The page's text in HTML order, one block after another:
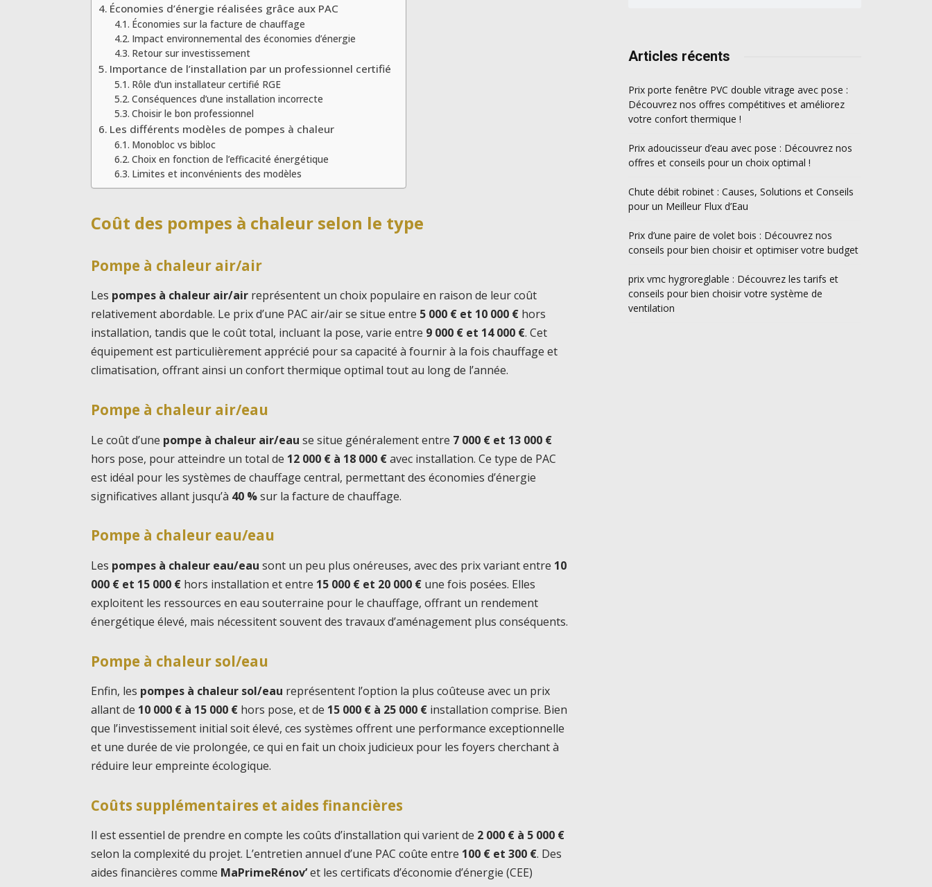
Économies d’énergie réalisées grâce aux PAC
Économies sur la facture de chauffage
Impact environnemental des économies d’énergie
Retour sur investissement
Importance de l’installation par un professionnel certifié
Rôle d’un installateur certifié RGE
Conséquences d’une installation incorrecte
Choisir le bon professionnel
Les différents modèles de pompes à chaleur
Monobloc vs bibloc
Choix en fonction de l’efficacité énergétique
Limites et inconvénients des modèles
Coût des pompes à chaleur selon le type
Pompe à chaleur air/air
Les pompes à chaleur air/air représentent un choix populaire en raison de leur coût
relativement abordable. Le prix d’une PAC air/air se situe entre 5 000 € et 10 000 € hors
installation, tandis que le coût total, incluant la pose, varie entre 9 000 € et 14 000 €. Cet
équipement est particulièrement apprécié pour sa capacité à fournir à la fois chauffage et
climatisation, offrant ainsi un confort thermique optimal tout au long de l’année.
Pompe à chaleur air/eau
Le coût d’une pompe à chaleur air/eau se situe généralement entre 7 000 € et 13 000 €
hors pose, pour atteindre un total de 12 000 € à 18 000 €avec installation. Ce type de PAC
est idéal pour les systèmes de chauffage central, permettant des économies d’énergie
significatives allant jusqu’à 40 %sur la facture de chauffage.
Pompe à chaleur eau/eau
Les pompes à chaleur eau/eau sont un peu plus onéreuses, avec des prix variant entre 10
000 € et 15 000 € hors installation et entre 15 000 € et 20 000 € une fois posées. Elles
exploitent les ressources en eau souterraine pour le chauffage, offrant un rendement
énergétique élevé, mais nécessitent souvent des travaux d’aménagement plus conséquents.
Pompe à chaleur sol/eau
Enfin, les pompes à chaleur sol/eau représentent l’option la plus coûteuse avec un prix
allant de 10 000 € à 15 000 € hors pose, et de 15 000 € à 25 000 € installation comprise. Bien
que l’investissement initial soit élevé, ces systèmes offrent une performance exceptionnelle
et une durée de vie prolongée, ce qui en fait un choix judicieux pour les foyers cherchant à
réduire leur empreinte écologique.
Coûts supplémentaires et aides financières
Il est essentiel de prendre en compte les coûts d’installation qui varient de 2 000 € à 5 000 €
selon la complexité du projet. L’entretien annuel d’une PAC coûte entre 100 € et 300 €. Des
aides financières comme MaPrimeRénov’et les certificats d’économie d’énergie (CEE)
Articles récents
Prix porte fenêtre PVC double vitrage avec pose :
Découvrez nos offres compétitives et améliorez
votre confort thermique !
Prix adoucisseur d’eau avec pose : Découvrez nos
offres et conseils pour un choix optimal !
Chute débit robinet : Causes, Solutions et Conseils
pour un Meilleur Flux d’Eau
Prix d’une paire de volet bois : Découvrez nos
conseils pour bien choisir et optimiser votre budget
prix vmc hygroreglable : Découvrez les tarifs et
conseils pour bien choisir votre système de
ventilation